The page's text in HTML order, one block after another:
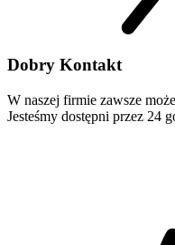
Dobry Kontakt
W naszej firmie zawsze
Jesteśmy dostępni przez 24